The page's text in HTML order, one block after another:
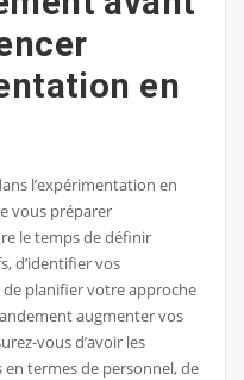
en
l’expérimentation en
vous préparer
le temps de définir
d’identifier vos
planifier votre approche
augmenter vos
vous d’avoir les
en termes de personnel, de